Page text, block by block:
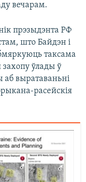
вечарам.
прэзыдэнта РФ
што Байдэн і
таксама
ўлады ў
аб выратаваньні
расейскія